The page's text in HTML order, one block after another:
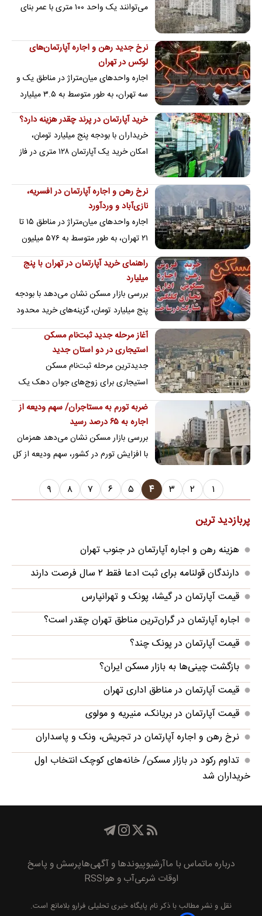
پربازدید ترین
هزینه رهن و اجاره آپارتمان در جنوب تهران
دارندگان قولنامه برای ثبت ادعا فقط ۲ سال فرصت دارند
قیمت آپارتمان در گیشا، پونک و تهرانپارس
اجاره آپارتمان در گران‌ترین مناطق تهران چقدر است؟
قیمت آپارتمان در پونک چند؟
بازگشت چینی‌ها به بازار مسکن ایران؟
قیمت آپارتمان در مناطق اداری تهران
قیمت آپارتمان در بریانک، منیریه و مولوی
نرخ رهن و اجاره آپارتمان در تجریش، ونک و پاسداران
تداوم رکود در بازار مسکن/ خانه‌های کوچک انتخاب اول
خریداران شد
می‌توانند یک واحد ۱۰۰ متری با عمر بنای
نرخ جدید رهن و اجاره آپارتمان‌های
لوکس در تهران
اجاره واحدهای میان‌متراژ در مناطق یک و
سه تهران، به طور متوسط به ۳.۵ میلیارد
تومان پول‌پیش و ۸۴ میلیون تومان کرایه…
خرید آپارتمان در پرند چقدر هزینه دارد؟
خریداران با بودجه پنج میلیارد تومان،
امکان خرید یک آپارتمان ۱۲۸ متری در فاز
نرخ رهن و اجاره آپارتمان در افسریه،
نازی‌آباد و وردآورد
اجاره واحدهای میان‌متراژ در مناطق ۱۵ تا
۲۱ تهران، به طور متوسط به ۵۷۶ میلیون
تومان پول‌پیش و ۹ میلیون تومان کرایه نیاز
…
راهنمای خرید آپارتمان در تهران با پنج
میلیارد‌
بررسی بازار مسکن نشان می‌دهد با بودجه
پنج میلیارد تومان، گزینه‌های خرید محدود
به واحدهای کوچک و قدیمی است
آغاز مرحله جدید ثبت‌نام مسکن
استیجاری در دو استان جدید
جدیدترین مرحله ثبت‌نام مسکن
استیجاری برای زوج‌های جوان دهک یک
تا شش، در دو استان قم و سیستان و
بلوچستان آغاز شد
ضربه تورم به مستاجران/ سهم ودیعه از
اجاره به ۶۵ درصد رسید
بررسی‌ بازار مسکن نشان می‌دهد همزمان
با افزایش تورم در کشور، سهم ودیعه از کل
۱ ۲ ۳ ۴ ۵ ۶ ۷ ۸ ۹
درباره ماتماس با ماآرشیوپیوند‌ها و آگهی‌هاپرسش و پاسخ
اوقات شرعیآب و هواRSS
نقل و نشر مطالب با ذکر نام پايگاه خبری تحليلی فرارو بلامانع است.